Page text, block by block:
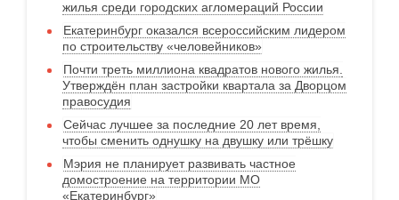
жилья среди городских агломераций России
Екатеринбург оказался всероссийским лидером
по строительству «человейников»
Почти треть миллиона квадратов нового жилья.
Утверждён план застройки квартала за Дворцом
правосудия
Сейчас лучшее за последние 20 лет время,
чтобы сменить однушку на двушку или трёшку
Мэрия не планирует развивать частное
домостроение на территории МО
«Екатеринбург»